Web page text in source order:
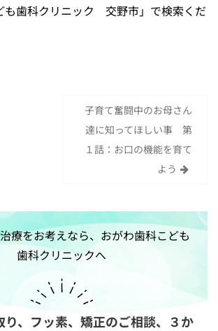
も歯科クリニック 交野市」で検索くだ
子育て奮闘中のお母さん
達に知ってほしい事 第
１話：お口の機能を育て
よう
療をお考えなら、おがわ歯科こども
歯科クリニックへ
、フッ素、矯正のご相談、 ３か